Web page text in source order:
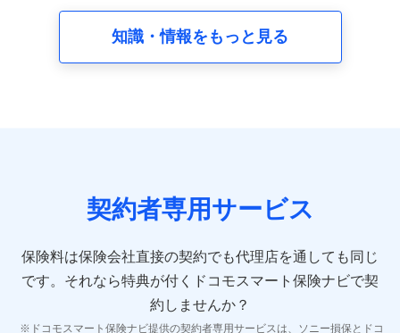
の内容、保険料、保険料のお支払方法、車のメーカーや
走行距離などの情報、建物の構造や築年数などの情報、
険契約に関する情報。例として、保険契約者及び被保険
者の氏名、住所、生年月日、性別、保険契約者と被保険
報、建物の構造や築年数などの情報、ペットの種類や年
齢などの情報などが含まれます。
【共同して利用する者の範囲】
知識・情報をもっと見る
契約者専用サービス
保険料は保険会社直接の契約でも代理店を通しても同じ
です。 それなら特典が付くドコモスマート保険ナビで契
約しませんか？
ドコモスマート保険ナビ提供の契約者専用サービスは、ソニー損保とドコ